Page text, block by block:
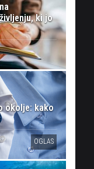
ki jo
okolje: kako
OGLAS